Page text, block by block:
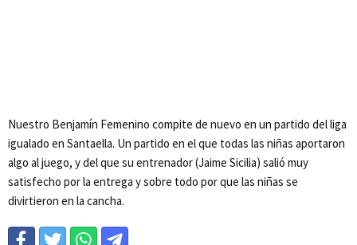
Nuestro Benjamín Femenino compite de nuevo en un partido del liga
igualado en Santaella. Un partido en el que todas las niñas aportaron
algo al juego, y del que su entrenador (Jaime Sicilia) salió muy
satisfecho por la entrega y sobre todo por que las niñas se
divirtieron en la cancha.